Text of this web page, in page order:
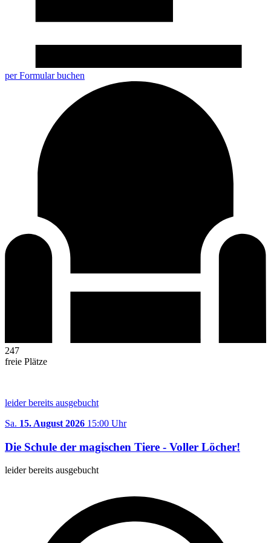
per Formular buchen
247
freie Plätze
leider bereits ausgebucht
Sa. 15. August 2026 15:00 Uhr
Die Schule der magischen Tiere - Voller Löcher!
leider bereits ausgebucht